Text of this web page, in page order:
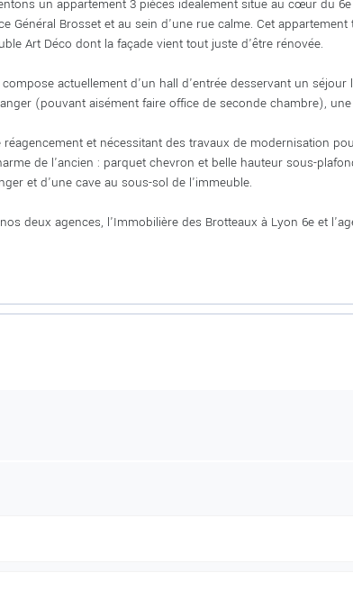
un appartement 3 pièces idéalement situé au cœur du
Général Brosset et au sein d'une rue calme. Cet
Art Déco dont la façade vient tout juste d'être rénovée.
actuellement d'un hall d'entrée desservant un
(pouvant aisément faire office de seconde chambre),
et nécessitant des travaux de modernisation
de l'ancien : parquet chevron et belle hauteur sous-
et d'une cave au sous-sol de l'immeuble.
deux agences, l'Immobilière des Brotteaux à Lyon 6e et